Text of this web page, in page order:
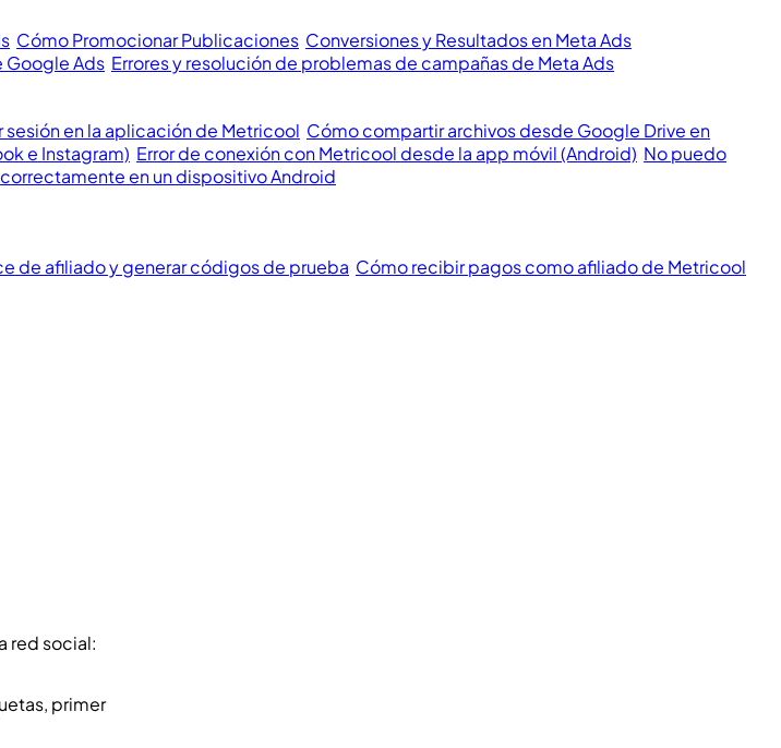
Cómo Promocionar Publicaciones Conversiones y Resultados en Meta Ads
Google Ads Errores y resolución de problemas de campañas de Meta Ads
sesión en la aplicación de Metricool Cómo compartir archivos desde Google Drive en
e Instagram) Error de conexión con Metricool desde la app móvil (Android) No puedo
en un dispositivo Android
de afiliado y generar códigos de prueba Cómo recibir pagos como afiliado de Metricool
red social:
primer